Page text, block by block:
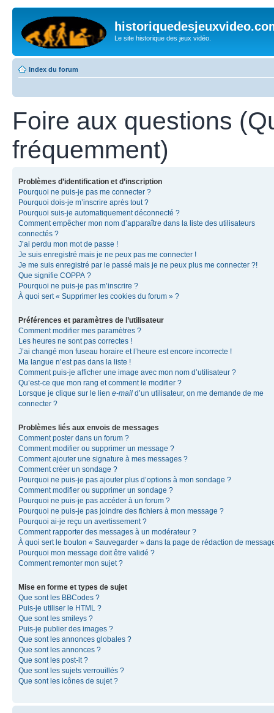
Le site historique des jeux vidéo.
Index du forum
Foire aux questions
fréquemment)
Problèmes d’identification et d’inscription
Pourquoi ne puis-je pas me connecter ?
Pourquoi dois-je m’inscrire après tout ?
Pourquoi suis-je automatiquement déconnecté ?
Comment empêcher mon nom d’apparaître dans la liste des utilisateurs
connectés ?
J’ai perdu mon mot de passe !
Je suis enregistré mais je ne peux pas me connecter !
Je me suis enregistré par le passé mais je ne peux plus me connecter ?!
Que signifie COPPA ?
Pourquoi ne puis-je pas m’inscrire ?
À quoi sert « Supprimer les cookies du forum » ?
Préférences et paramètres de l’utilisateur
Comment modifier mes paramètres ?
Les heures ne sont pas correctes !
J’ai changé mon fuseau horaire et l’heure est encore incorrecte !
Ma langue n’est pas dans la liste !
Comment puis-je afficher une image avec mon nom d’utilisateur ?
Qu’est-ce que mon rang et comment le modifier ?
Lorsque je clique sur le lien e-mail d’un utilisateur, on me demande de me
connecter ?
Problèmes liés aux envois de messages
Comment poster dans un forum ?
Comment modifier ou supprimer un message ?
Comment ajouter une signature à mes messages ?
Comment créer un sondage ?
Pourquoi ne puis-je pas ajouter plus d’options à mon sondage ?
Comment modifier ou supprimer un sondage ?
Pourquoi ne puis-je pas accéder à un forum ?
Pourquoi ne puis-je pas joindre des fichiers à mon message ?
Pourquoi ai-je reçu un avertissement ?
Comment rapporter des messages à un modérateur ?
À quoi sert le bouton « Sauvegarder » dans la page de rédaction de
Pourquoi mon message doit être validé ?
Comment remonter mon sujet ?
Mise en forme et types de sujet
Que sont les BBCodes ?
Puis-je utiliser le HTML ?
Que sont les smileys ?
Puis-je publier des images ?
Que sont les annonces globales ?
Que sont les annonces ?
Que sont les post-it ?
Que sont les sujets verrouillés ?
Que sont les icônes de sujet ?